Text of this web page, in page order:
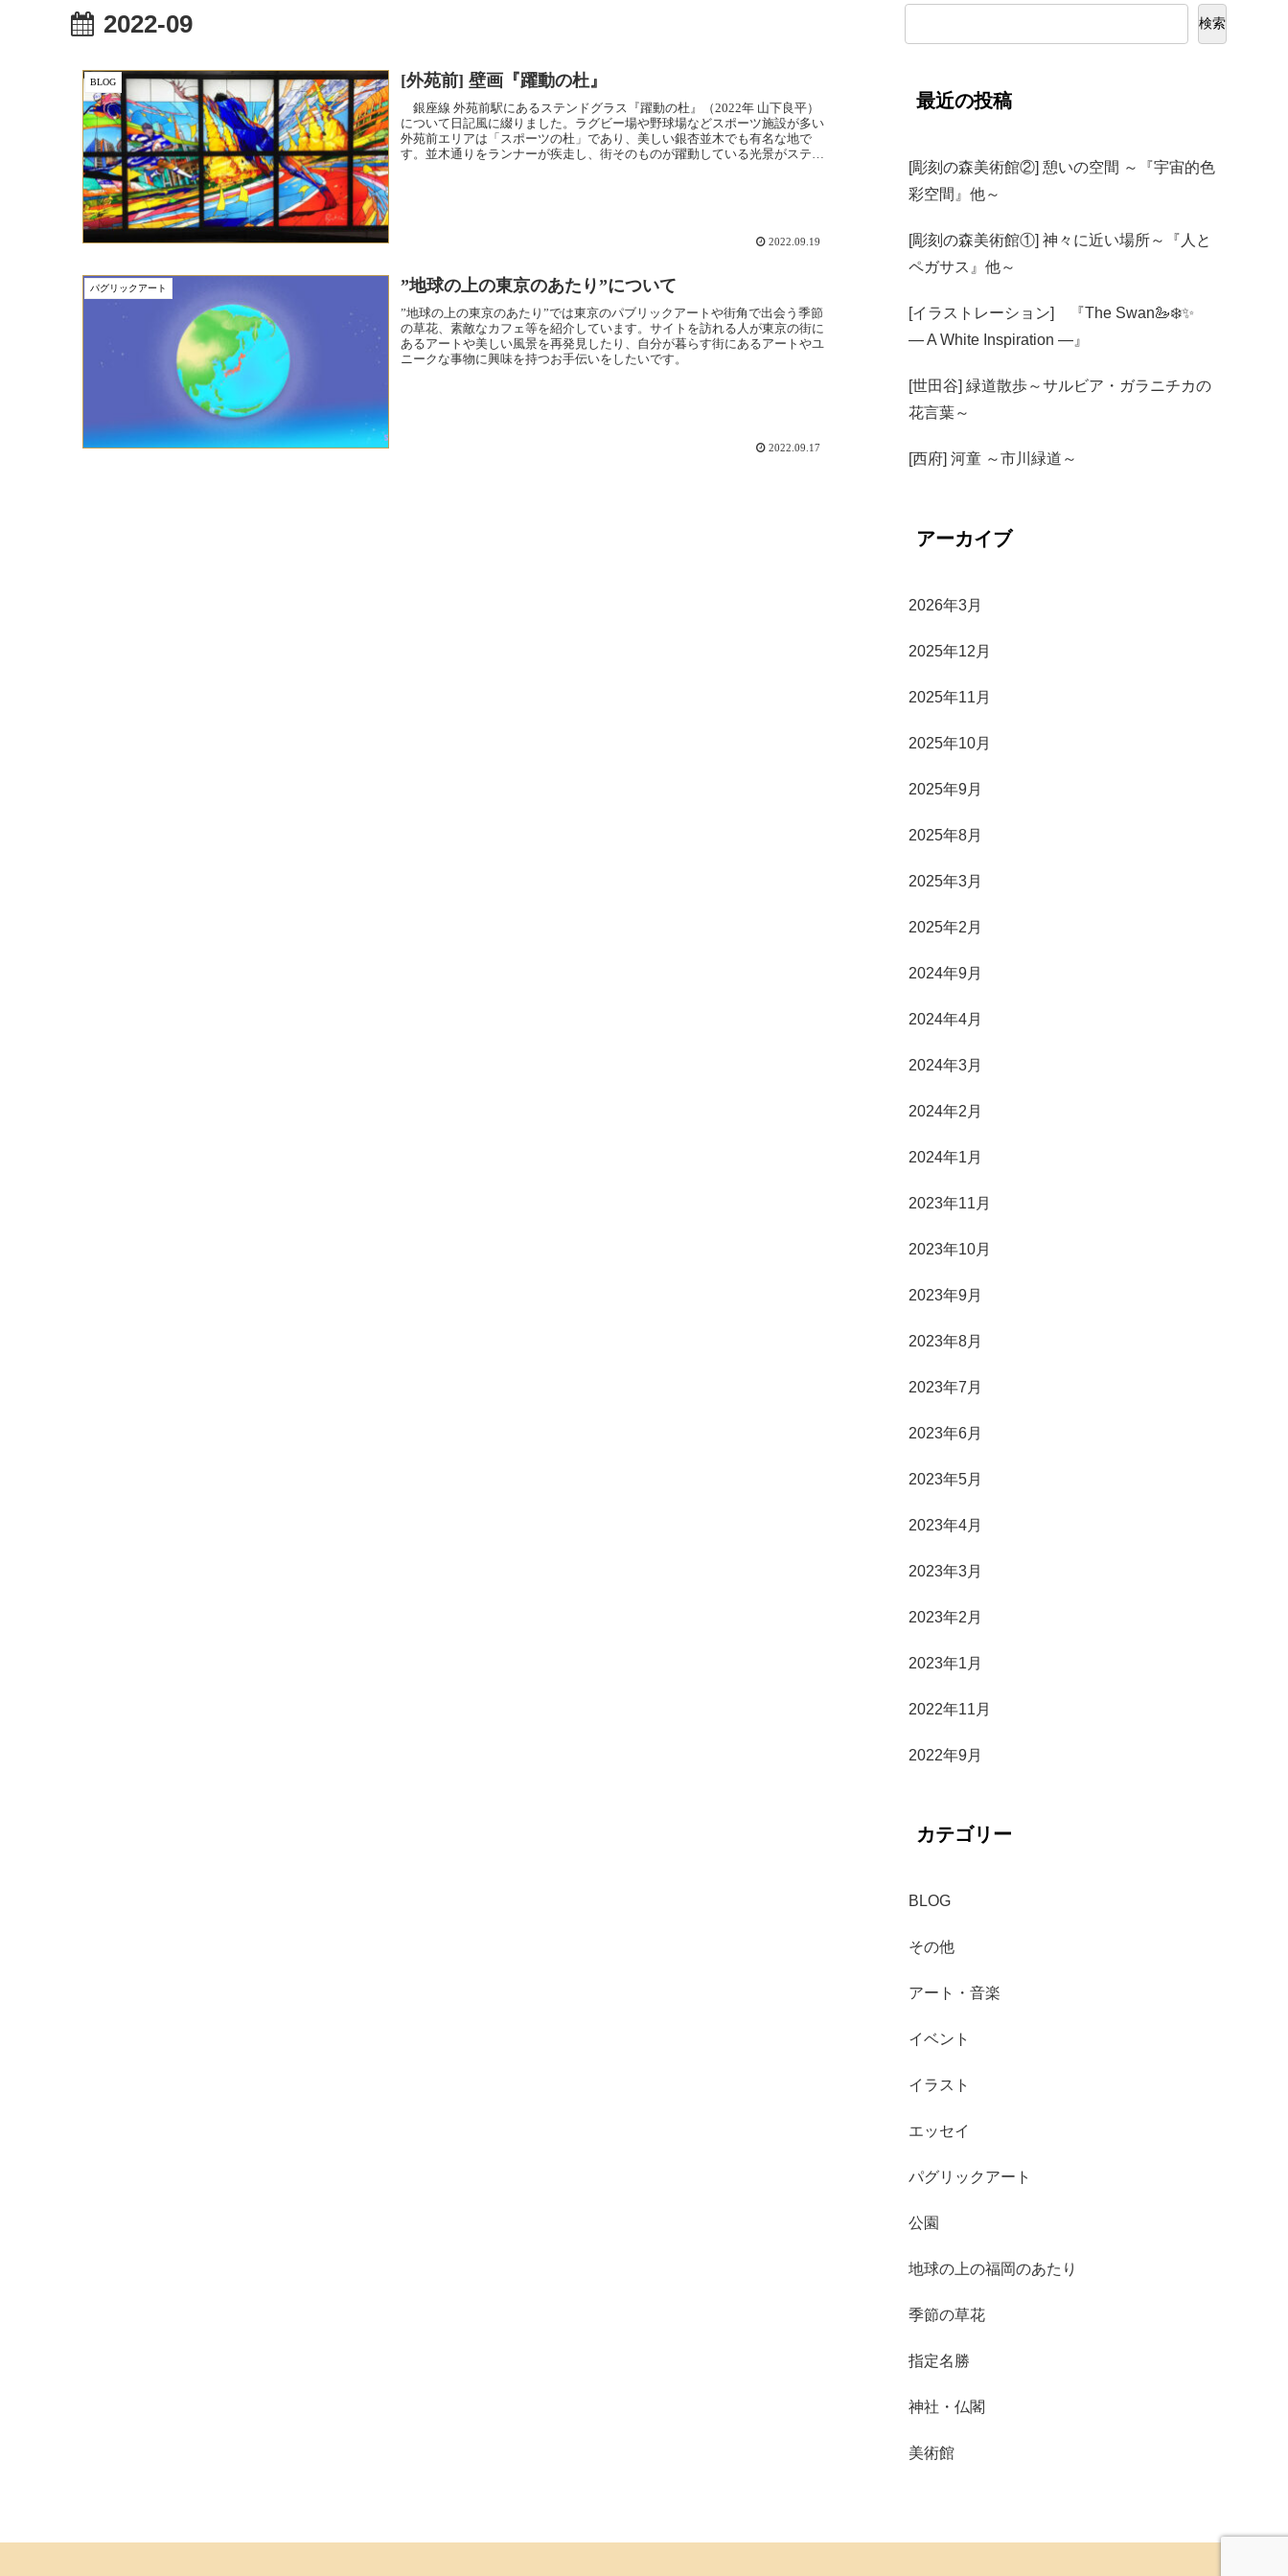
2022-09
BLOG [外苑前] 壁画『躍動の杜』
銀座線 外苑前駅にあるステンドグラス『躍動の杜』（2022年 山下良平）
について日記風に綴りました。ラグビー場や野球場などスポーツ施設が多い
外苑前エリアは「スポーツの杜」であり、美しい銀杏並木でも有名な地で
す。並木通りをランナーが疾走し、街そのものが躍動している光景がステン
2022.09.19
パグリックアート ”地球の上の東京のあたり”について
”地球の上の東京のあたり”では東京のパブリックアートや街角で出会う季節
の草花、素敵なカフェ等を紹介しています。サイトを訪れる人が東京の街に
あるアートや美しい風景を再発見したり、自分が暮らす街にあるアートやユ
ニークな事物に興味を持つお手伝いをしたいです。
2022.09.17
検索
最近の投稿
[彫刻の森美術館②] 憩いの空間 ～『宇宙的色
彩空間』他～
[彫刻の森美術館①] 神々に近い場所～『人と
ペガサス』他～
[イラストレーション] 『The Swan🦢❄️✨
— A White Inspiration —』
[世田谷] 緑道散歩～サルビア・ガラニチカの
花言葉～
[西府] 河童 ～市川緑道～
アーカイブ
2026年3月
2025年12月
2025年11月
2025年10月
2025年9月
2025年8月
2025年3月
2025年2月
2024年9月
2024年4月
2024年3月
2024年2月
2024年1月
2023年11月
2023年10月
2023年9月
2023年8月
2023年7月
2023年6月
2023年5月
2023年4月
2023年3月
2023年2月
2023年1月
2022年11月
2022年9月
カテゴリー
BLOG
その他
アート・音楽
イベント
イラスト
エッセイ
パグリックアート
公園
地球の上の福岡のあたり
季節の草花
指定名勝
神社・仏閣
美術館